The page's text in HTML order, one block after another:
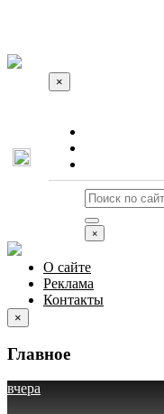
×
×
О сайте
Реклама
Контакты
×
Главное
вчера